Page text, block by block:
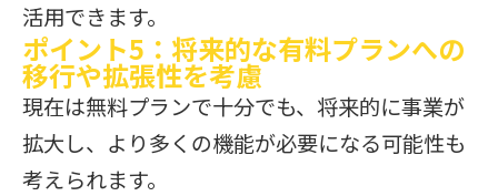
活用できます。
ポイント5：将来的な有料プランへの
移行や拡張性を考慮
現在は無料プランで十分でも、将来的に事業が
拡大し、より多くの機能が必要になる可能性も
考えられます。